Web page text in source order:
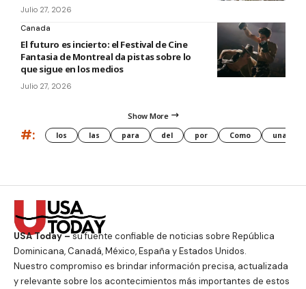
Julio 27, 2026
Canada
El futuro es incierto: el Festival de Cine
Fantasia de Montreal da pistas sobre lo
que sigue en los medios
Julio 27, 2026
Show More
#: los las para del por Como una
USA Today –su fuente confiable de noticias sobre República
Dominicana, Canadá, México, España y Estados Unidos.
Nuestro compromiso es brindar información precisa, actualizada
y relevante sobre los acontecimientos más importantes de estos